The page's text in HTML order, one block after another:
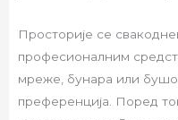
Просторије се
професионалним
мреже, бунара или
преференција. Поред